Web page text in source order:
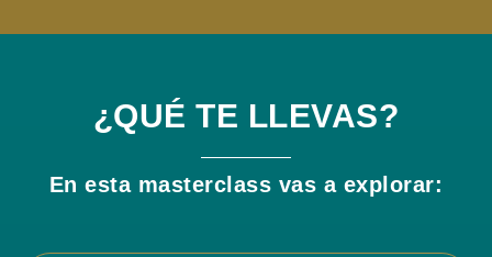
¿QUÉ TE LLEVAS?
En esta masterclass vas a explorar: